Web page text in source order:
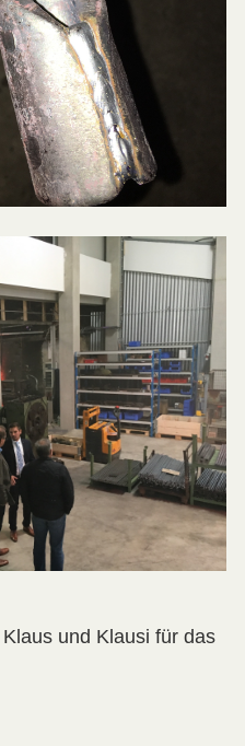
und Klausi für das